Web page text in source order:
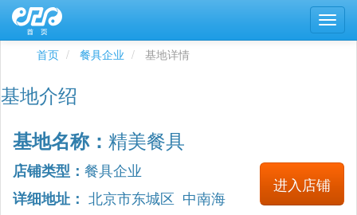
首页 餐具企业 基地详情
基地介绍
基地名称： 精美餐具
店铺类型： 餐具企业
进入店铺
详细地址： 北京市东城区 中南海